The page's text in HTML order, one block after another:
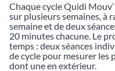
Chaque cycle Quidi
sur plusieurs semaines, à
semaine et de deux
20 minutes chacune. Le
temps : deux séances
de cycle pour mesurer les
dont une en extérieur.